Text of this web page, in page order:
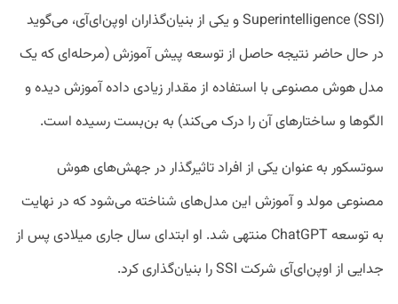
Superintelligence (SSI) و یکی از بنیان‌گذاران اوپن‌ای‌آی، می‌گوید
در حال حاضر نتیجه حاصل از توسعه پیش آموزش (مرحله‌ای که یک
مدل هوش مصنوعی با استفاده از مقدار زیادی داده آموزش دیده و
الگو‌ها و ساختارهای آن را درک می‌کند) به بن‌بست رسیده است.
سوتسکور به عنوان یکی از افراد تاثیرگذار در جهش‌های هوش
مصنوعی مولد و آموزش این مدل‌های شناخته می‌شود که در نهایت
به توسعه ChatGPT منتهی شد. او ابتدای سال جاری میلادی پس از
جدایی از اوپن‌ای‌آی شرکت SSI را بنیان‌گذاری کرد.